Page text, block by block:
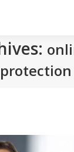
protection